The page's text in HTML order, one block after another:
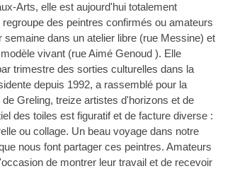
Arts, elle est aujourd'hui totalement
des peintres confirmés ou amateurs
dans un atelier libre (rue Messine) et
vivant (rue Aimé Genoud ). Elle
trimestre des sorties culturelles dans la
depuis 1992, a rassemblé pour la
Greling, treize artistes d'horizons et de
des toiles est figuratif et de facture diverse :
ou collage. Un beau voyage dans notre
nous font partager ces peintres. Amateurs
de montrer leur travail et de recevoir